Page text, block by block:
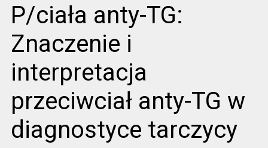
P/ciała anty-TG:
Znaczenie i
interpretacja
przeciwciał anty-TG w
diagnostyce tarczycy